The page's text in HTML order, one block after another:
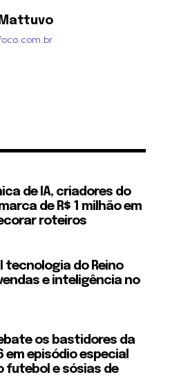
de IA, criadores do
de R$ 1 milhão em
roteiros
tecnologia do Reino
e inteligência no
os bastidores da
em episódio especial
futebol e sósias de